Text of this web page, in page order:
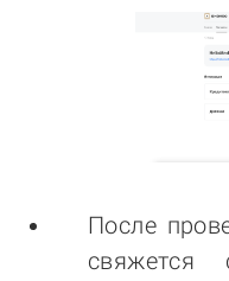
После
свяжется